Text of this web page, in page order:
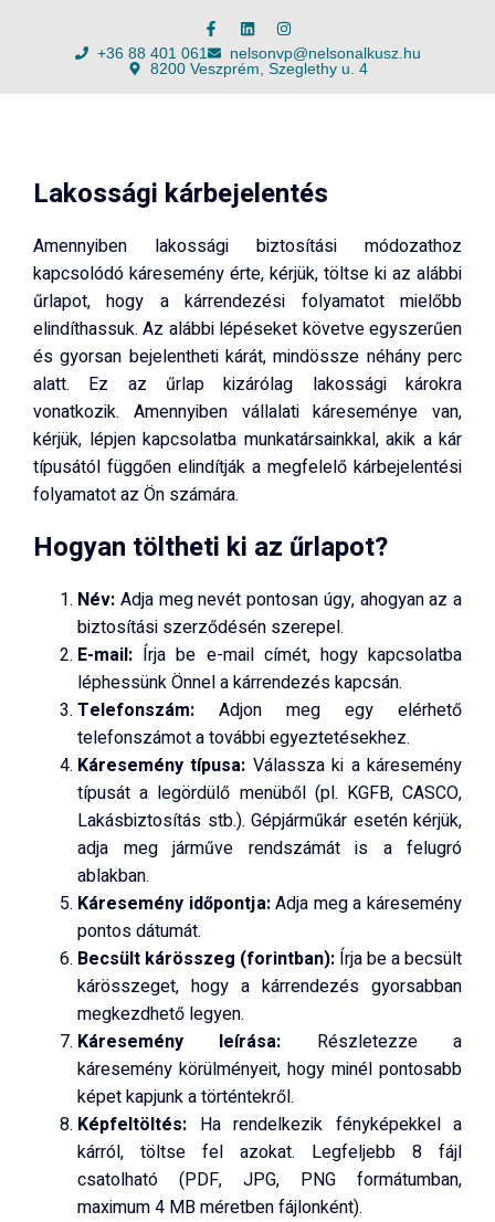
+36 88 401 061
nelsonvp@nelsonalkusz.hu
8200 Veszprém, Szeglethy u. 4
Lakossági kárbejelentés
Amennyiben lakossági biztosítási módozathoz
kapcsolódó káresemény érte, kérjük, töltse ki az alábbi
űrlapot, hogy a kárrendezési folyamatot mielőbb
elindíthassuk. Az alábbi lépéseket követve egyszerűen
és gyorsan bejelentheti kárát, mindössze néhány perc
alatt. Ez az űrlap kizárólag lakossági károkra
vonatkozik. Amennyiben vállalati káreseménye van,
kérjük, lépjen kapcsolatba munkatársainkkal, akik a kár
típusától függően elindítják a megfelelő kárbejelentési
folyamatot az Ön számára.
Hogyan töltheti ki az űrlapot?
Név: Adja meg nevét pontosan úgy, ahogyan az a
biztosítási szerződésén szerepel.
E-mail: Írja be e-mail címét, hogy kapcsolatba
léphessünk Önnel a kárrendezés kapcsán.
Telefonszám: Adjon meg egy elérhető
telefonszámot a további egyeztetésekhez.
Káresemény típusa: Válassza ki a káresemény
típusát a legördülő menüből (pl. KGFB, CASCO,
Lakásbiztosítás stb.). Gépjárműkár esetén kérjük,
adja meg járműve rendszámát is a felugró
ablakban.
Káresemény időpontja:Adja meg a káresemény
pontos dátumát.
Becsült kárösszeg (forintban): Írja be a becsült
kárösszeget, hogy a kárrendezés gyorsabban
megkezdhető legyen.
Káresemény leírása: Részletezze a
káresemény körülményeit, hogy minél pontosabb
képet kapjunk a történtekről.
Képfeltöltés: Ha rendelkezik fényképekkel a
kárról, töltse fel azokat. Legfeljebb 8 fájl
csatolható (PDF, JPG, PNG formátumban,
maximum 4 MB méretben fájlonként).